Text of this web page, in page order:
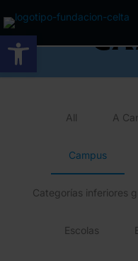
Abrir barra de ferramentas
All A
Campus
Categorías inferiores gl
Escolas